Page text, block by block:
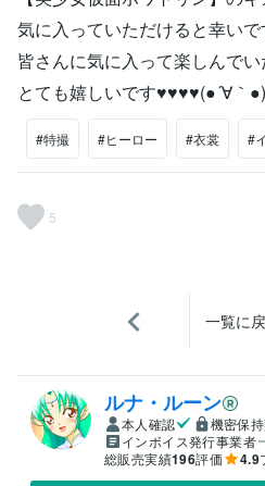
気に入っていただけると幸いで
皆さんに気に入って楽しんでい
とても嬉しいです♥♥♥♥(●´∀｀●)
#特撮 #ヒーロー #衣裳 #
5
一覧に
ルナ・ルーン
本人確認 機密保
インボイス発行事業者
総販売実績196評価 4.9